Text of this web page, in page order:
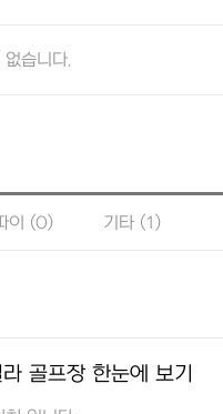
습니다.
이 (0) 기타 (1)
골프장 한눈에 보기